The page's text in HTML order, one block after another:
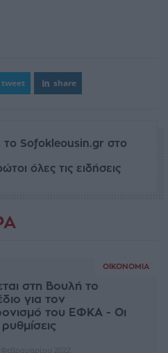
tweet share
το Sofokleousin.gr στο
όλες τις ειδήσεις
ΟΙΚΟΝΟΜΊΑ
στη Βουλή το
για τον
του ΕΦΚΑ - Οι